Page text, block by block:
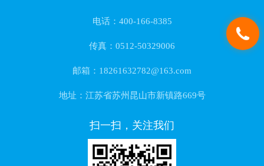
电话：400-166-8385
传真：0512-50329006
邮箱：18261632782@163.com
地址：江苏省苏州昆山市新镇路669号
扫一扫，关注我们